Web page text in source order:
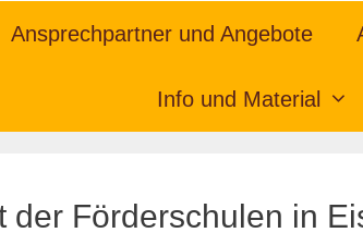
Ansprechpartner und Angebote
Info und Material
der Förderschulen in